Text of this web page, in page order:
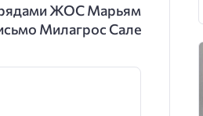
ЖОС Марьям
Милагрос Сале